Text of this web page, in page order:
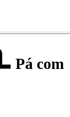
Pá com